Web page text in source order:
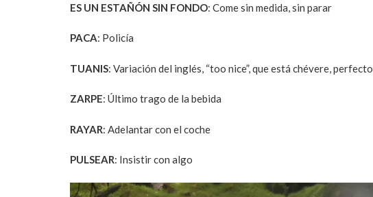
ES UN ESTAÑÓN SIN FONDO: Come sin medida, sin parar
PACA: Policía
TUANIS: Variación del inglés, “too nice”, que está chévere, perfecto
ZARPE: Último trago de la bebida
RAYAR: Adelantar con el coche
PULSEAR: Insistir con algo